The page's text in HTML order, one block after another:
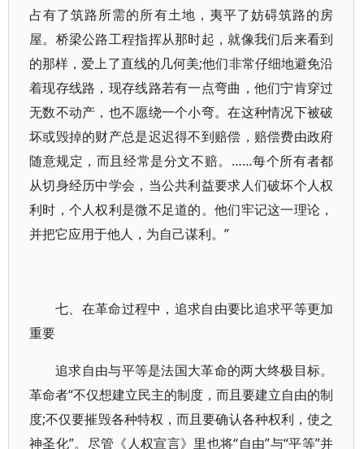
占有了筑路所需的所有土地，夷平了妨碍筑路的房
屋。桥梁公路工程指挥从那时起，就像我们后来看到
的那样，爱上了直线的几何美;他们非常仔细地避免沿
着现存线路，现存线路若有一点弯曲，他们宁肯穿过
无数不动产，也不愿绕一个小弯。在这种情况下被破
坏或毁掉的财产总是迟迟得不到赔偿，赔偿费由政府
随意规定，而且经常是分文不赔。……每个所有者都
从切身经历中学会，当公共利益要求人们破坏个人权
利时，个人权利是微不足道的。他们牢记这一理论，
并把它应用于他人，为自己谋利。”
七、在革命过程中，追求自由要比追求平等更加
重要
追求自由与平等是法国大革命的两大终极目标。
革命者“不仅想建立民主的制度，而且要建立自由的制
度;不仅要摧毁各种特权，而且要确认各种权利，使之
神圣化”。尽管《人权宣言》里也将“自由”与“平等”并